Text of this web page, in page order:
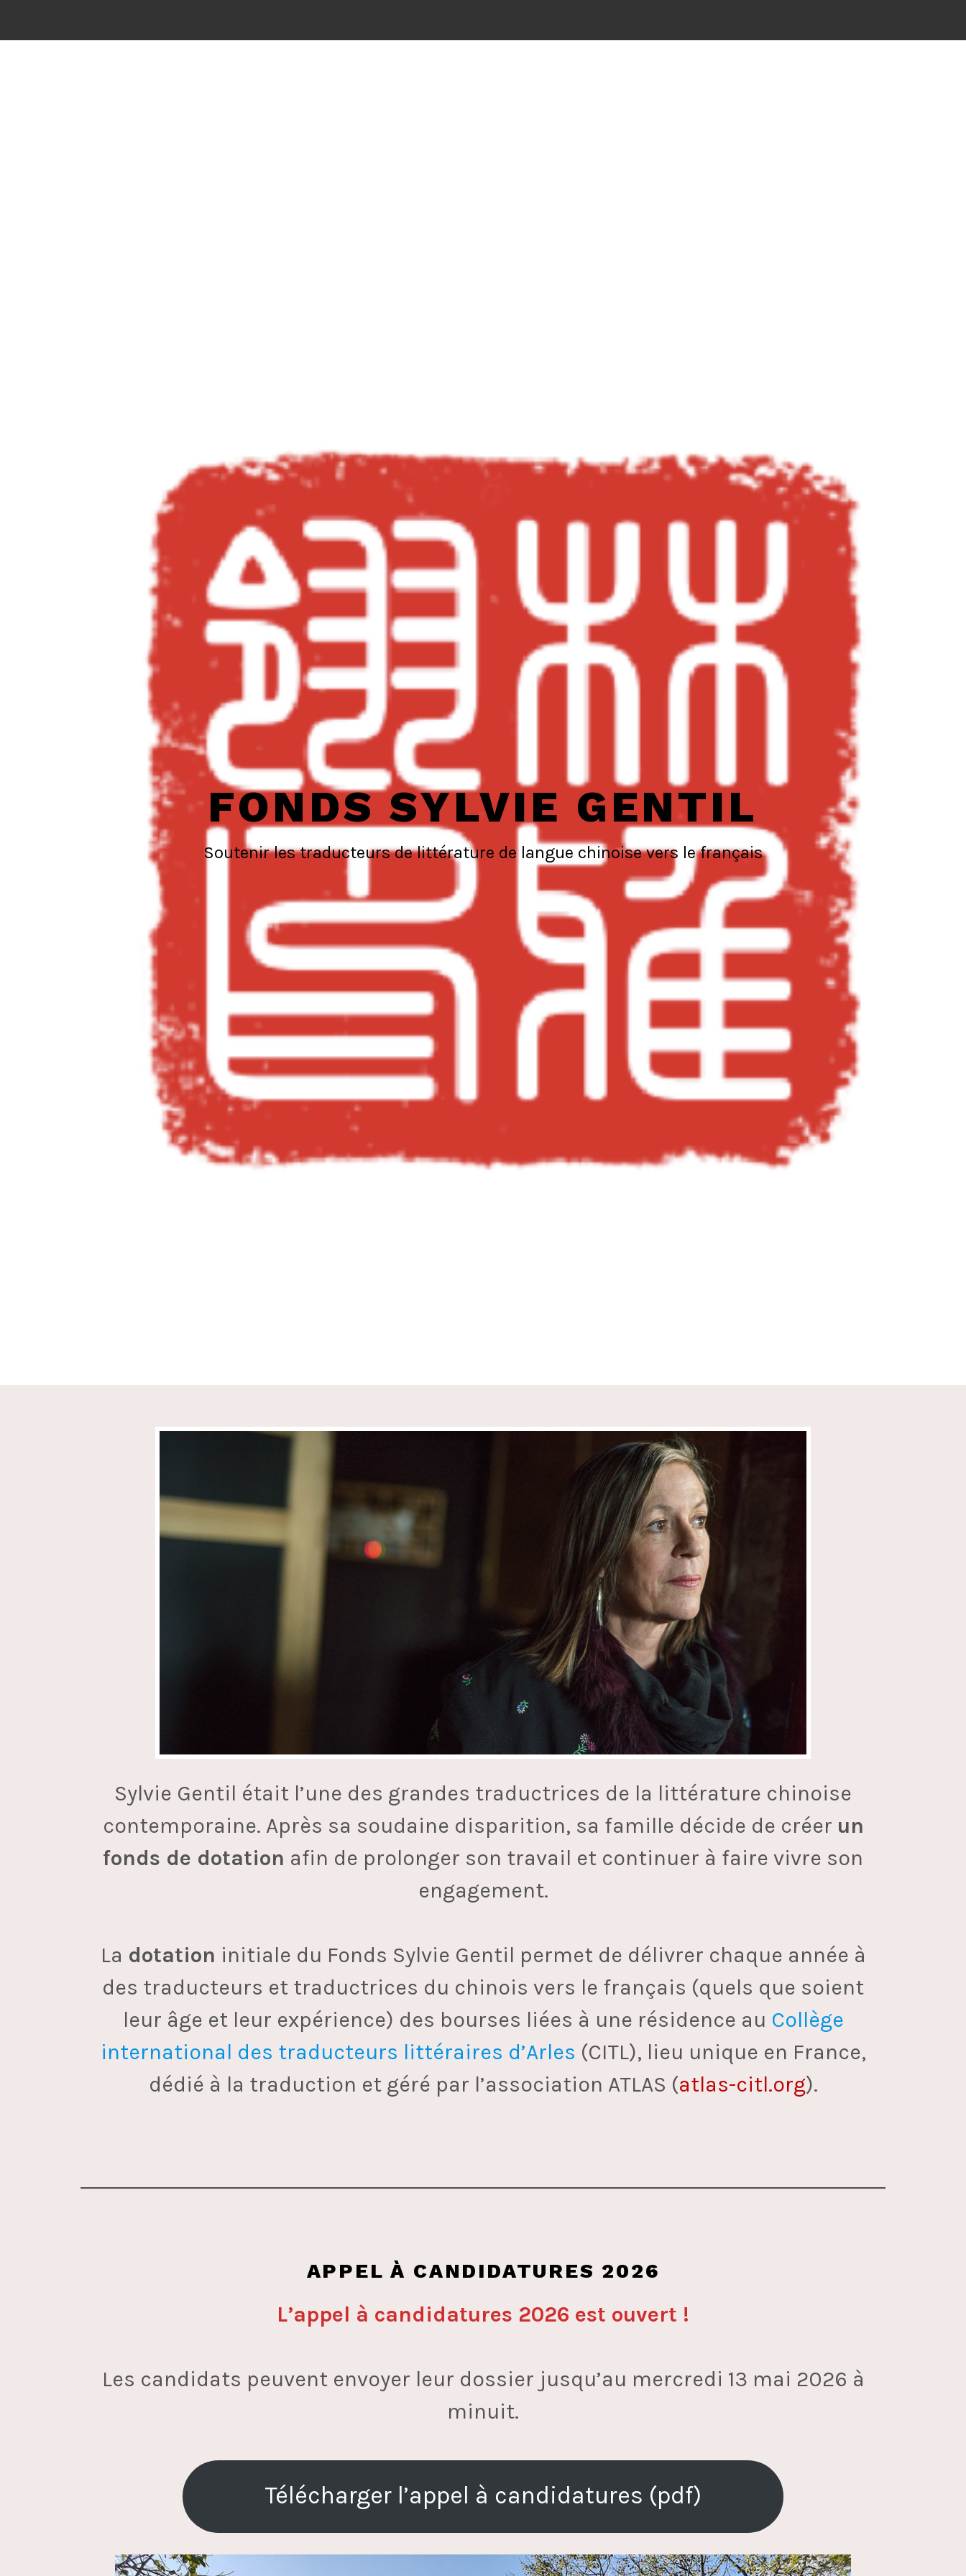
content
FONDS SYLVIE GENTIL
Soutenir les traducteurs de littérature de langue chinoise vers le français
Sylvie Gentil était l’une des grandes traductrices de la littérature chinoise
contemporaine. Après sa soudaine disparition, sa famille décide de créer un
fonds de dotation afin de prolonger son travail et continuer à faire vivre son
engagement.
La dotation initiale du Fonds Sylvie Gentil permet de délivrer chaque année à
des traducteurs et traductrices du chinois vers le français (quels que soient
leur âge et leur expérience) des bourses liées à une résidence au Collège
international des traducteurs littéraires d’Arles (CITL), lieu unique en France,
dédié à la traduction et géré par l’association ATLAS (atlas-citl.org).
APPEL À CANDIDATURES 2026
L’appel à candidatures 2026 est ouvert !
Les candidats peuvent envoyer leur dossier jusqu’au mercredi 13 mai 2026 à
minuit.
Télécharger l’appel à candidatures (pdf)